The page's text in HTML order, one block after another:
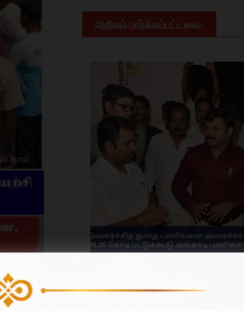
அதிகம் பார்க்கப்பட்டவை.
ஆட்சியர்